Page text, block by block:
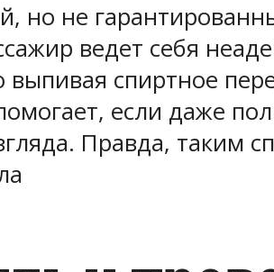
но не
ведет себя
спиртное
если даже
Правда, таким